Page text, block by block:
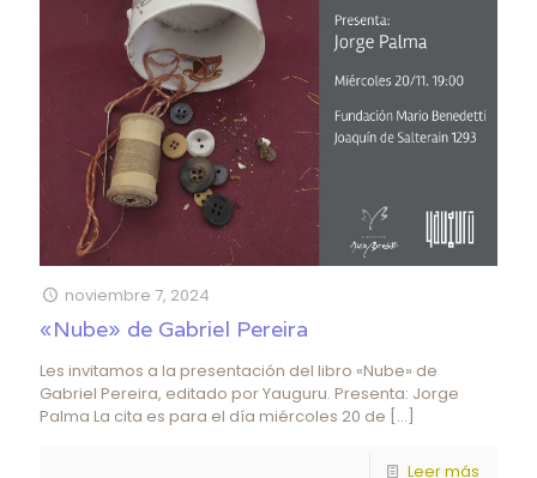
noviembre 7, 2024
«Nube» de Gabriel Pereira
Les invitamos a la presentación del libro «Nube» de
Gabriel Pereira, editado por Yauguru. Presenta: Jorge
Palma La cita es para el día miércoles 20 de […]
Leer más